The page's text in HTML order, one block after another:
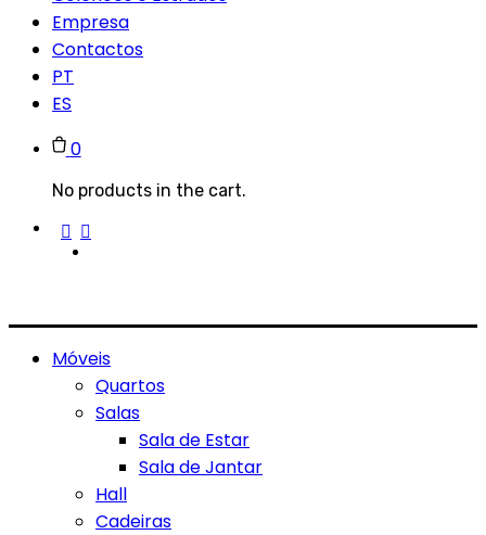
Empresa
Contactos
PT
ES
0
No products in the cart.
Móveis
Quartos
Salas
Sala de Estar
Sala de Jantar
Hall
Cadeiras